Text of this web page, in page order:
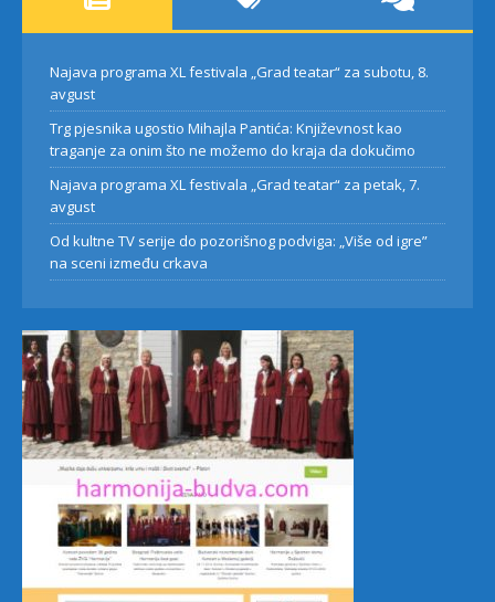
Najava programa XL festivala „Grad teatar“ za subotu, 8.
avgust
Trg pjesnika ugostio Mihajla Pantića: Književnost kao
traganje za onim što ne možemo do kraja da dokučimo
Najava programa XL festivala „Grad teatar“ za petak, 7.
avgust
Od kultne TV serije do pozorišnog podviga: „Više od igre”
na sceni između crkava